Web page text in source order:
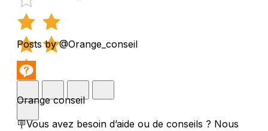
Posts by @Orange_conseil
Orange conseil
🪧Vous avez besoin d’aide ou de conseils ? Nous